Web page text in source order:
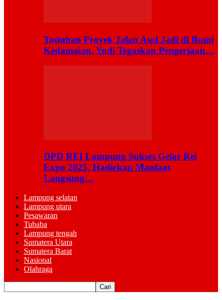
Tuduhan Proyek Jalan Asal Jadi di Bumi
Kedamaian, Yudi Tegaskan Pengerjaan…
DPD REI Lampung Sukses Gelar Rei
Expo 2025, Hadirkan Manfaat
Langsung…
Lampung selatan
Lampung utara
Pesawaran
Tubaba
Lampung tengah
Sumatera Utara
Sumatera Barat
Nasional
Olahraga